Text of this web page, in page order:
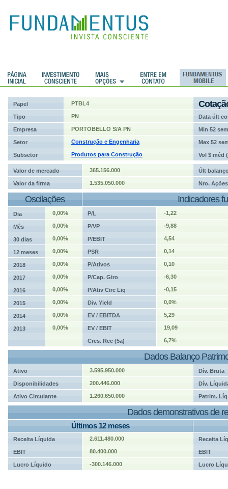
Papel PTBL4
Tipo PN Data últ
Empresa PORTOBELLO S/A PN Min 52 sem
Setor Construção e Engenharia Max 52
Subsetor Produtos para Construção Vol $ méd
Valor de mercado 365.156.000 Últ
Valor da firma 1.535.050.000 Nro. Ações
Oscilações Indicadores
Dia 0,00% P/L -1,22
Mês 0,00% P/VP -9,88
30 dias 0,00% P/EBIT 4,54
12 meses 0,00% PSR 0,14
2018 0,00% P/Ativos 0,10
2017 0,00% P/Cap. Giro -6,30
2016 0,00% P/Ativ Circ Liq -0,15
2015 0,00% Div. Yield 0,0%
2014 0,00% EV / EBITDA 5,29
2013 0,00% EV / EBIT 19,09
Cres. Rec (5a) 6,7%
Dados Balanço
Ativo 3.595.950.000 Dív. Bruta
Disponibilidades 200.446.000 Dív.
Ativo Circulante 1.260.650.000 Patrim. Líq
Dados demonstrativos de
Últimos 12 meses
Receita Líquida 2.611.480.000 Receita
EBIT 80.400.000 EBIT
Lucro Líquido -300.146.000 Lucro